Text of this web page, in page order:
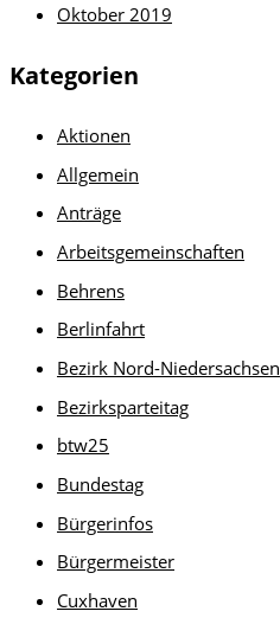
Oktober 2019
Kategorien
Aktionen
Allgemein
Anträge
Arbeitsgemeinschaften
Behrens
Berlinfahrt
Bezirk Nord-Niedersachsen
Bezirksparteitag
btw25
Bundestag
Bürgerinfos
Bürgermeister
Cuxhaven